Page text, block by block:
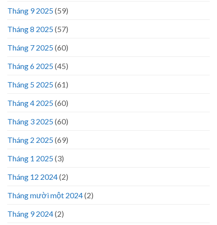
Tháng 9 2025(59)
Tháng 8 2025(57)
Tháng 7 2025(60)
Tháng 6 2025(45)
Tháng 5 2025(61)
Tháng 4 2025(60)
Tháng 3 2025(60)
Tháng 2 2025(69)
Tháng 1 2025(3)
Tháng 12 2024(2)
Tháng mười một 2024(2)
Tháng 9 2024(2)